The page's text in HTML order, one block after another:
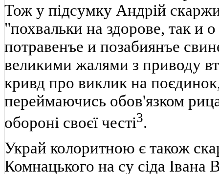
Тож у підсумку Андрій
"похвальки на здорове, так и
потравенъе и позабиянъе
великими жалями з приводу
кривд про виклик на
переймаючись обов'язком
обороні своєї честі3.
Украй колоритною є також
Комнацького на су сіда